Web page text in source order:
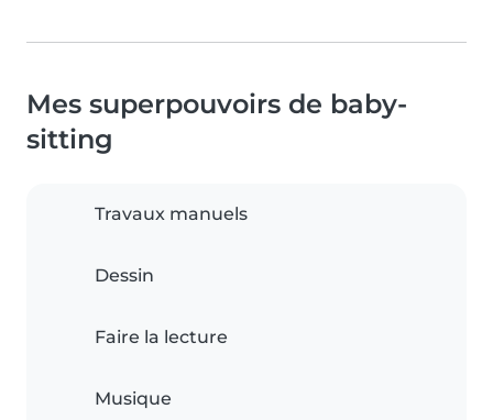
Mes superpouvoirs de baby-
sitting
Travaux manuels
Dessin
Faire la lecture
Musique